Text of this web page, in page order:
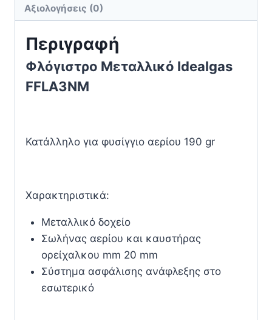
Αξιολογήσεις (0)
Περιγραφή
Φλόγιστρο Μεταλλικό Idealgas
FFLA3NM
Κατάλληλο για φυσίγγιο αερίου 190 gr
Χαρακτηριστικά:
Μεταλλικό δοχείο
Σωλήνας αερίου και καυστήρας
ορείχαλκου mm 20 mm
Σύστημα ασφάλισης ανάφλεξης στο
εσωτερικό